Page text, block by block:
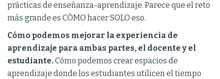
prácticas de enseñanza-aprendizaje. Parece que el reto
más grande es CÓMO hacer SOLO eso.
Cómo podemos mejorar la experiencia de
aprendizaje para ambas partes, el docente y el
estudiante.Cómo podemos crear espacios de
aprendizaje donde los estudiantes utilicen el tiempo